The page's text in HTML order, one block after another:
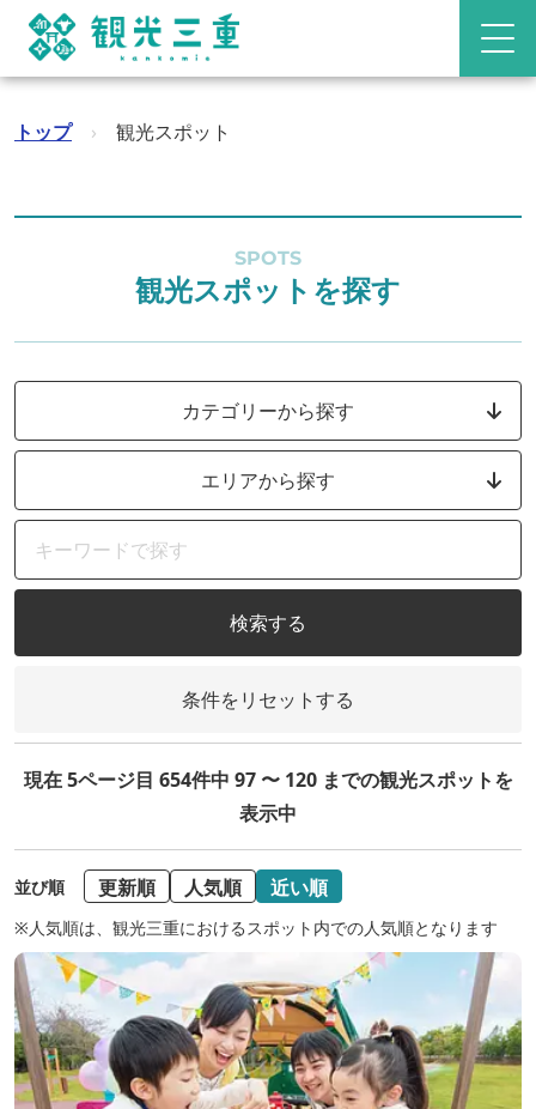
トップ › 観光スポット
SPOTS
観光スポットを探す
カテゴリーから探す
エリアから探す
検索する
条件をリセットする
現在 5ページ目 654件中 97 〜 120 までの観光スポットを
表示中
並び順 更新順 人気順 近い順
※人気順は、観光三重におけるスポット内での人気順となります